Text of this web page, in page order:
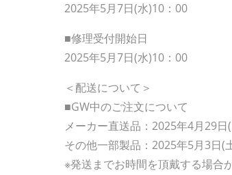
2025年5月7日(水)10：00
■修理受付開始日
2025年5月7日(水)10：00
＜配送について＞
■GW中のご注文について
メーカー直送品：2025年4月29
その他一部製品：2025年5月3日(
※発送までお時間を頂戴する場合